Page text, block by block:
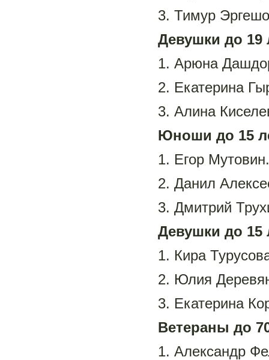
3. Тимур
Девушки до 19
1. Арюна
2. Екатерина
3. Алина
Юноши до 15
1. Егор Мутовин.
2. Данил
3. Дмитрий
Девушки до 15
1. Кира
2. Юлия
3. Екатерина
Ветераны до
1. Александр